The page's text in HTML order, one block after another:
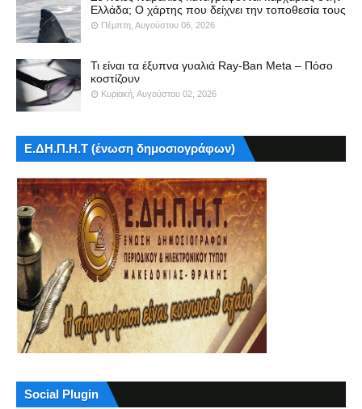
Ελλάδα; Ο χάρτης που δείχνει την τοποθεσία τους
Πέμπτη, Αυγούστου 06, 2026
Τι είναι τα έξυπνα γυαλιά Ray-Ban Meta – Πόσο
κοστίζουν
Κυριακή, Αυγούστου 02, 2026
Ε.ΔΗ.Π.Η.Τ (ένωση δημοσιογράφων)
Social Plugin